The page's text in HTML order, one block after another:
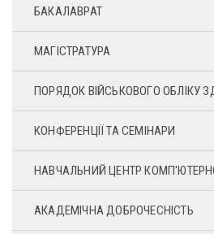
БАКАЛАВРАТ
МАГІСТРАТУРА
ПОРЯДОК ВІЙСЬКОВОГО ОБЛІКУ
КОНФЕРЕНЦІЇ ТА СЕМІНАРИ
НАВЧАЛЬНИЙ ЦЕНТР
АКАДЕМІЧНА ДОБРОЧЕСНІСТЬ